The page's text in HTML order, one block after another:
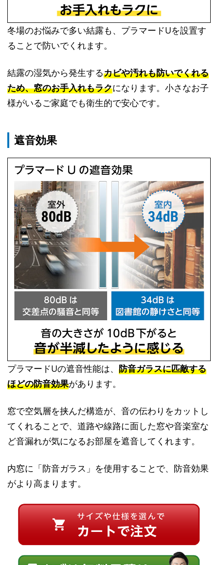
冬場のお悩みで多い結露も、プラマードUを設置す
ることで防いでくれます。
結露の湿気から発生するカビや汚れも防いでくれる
ため、窓のお手入れもラクになります。小さなお子
様がいるご家庭でも衛生的で安心です。
遮音効果
プラマードUの遮音性能は、 防音ガラスに匹敵する
ほどの防音効果があります。
窓で空気層を挟んだ構造が、音の伝わりをカットし
てくれることで、道路や線路に面した窓や音楽室な
ど音漏れが気になるお部屋を遮音してくれます。
内窓に「防音ガラス」を使用することで、防音効果
がより高まります。